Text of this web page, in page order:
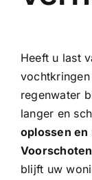
Heeft u last
regenwater
langer en
oplossen en
Voorschoten
blijft uw